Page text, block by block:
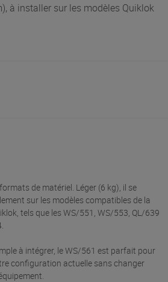
à installer sur les modèles Quiklok
de matériel. Léger (6 kg), il se
sur les modèles compatibles de la
tels que les WS/551, WS/553, QL/639
à intégrer, le WS/561 est parfait pour
configuration actuelle sans changer